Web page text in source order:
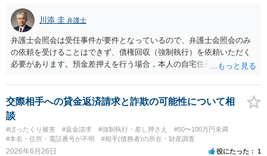
とはあるものの、コストの面や相手方のリアクション次第であるとい
う点でリスクがあることをご留意いただく必要があるでしょう。
川添 圭 弁護士
弁護士会照会は受任事件が要件となっているので、弁護士会照会のみ
の依頼を受けることはできず、債権回収（強制執行）を依頼いただく
必要があります。預金差押えを行う場合，本人の自宅住所（住民登録
あれば、まず電話会社や金融機関等へ本人確認資料記載の住所を照会
し、そこから最新の住民票を確認していくのが常套手段であり、その
上で、さらに主要金融機関の口座情報や残高を弁護士会照会で調べる
ことも多いです（なお、判決記載の住所に通常送達ができているので
あれば、最終的には、強制執行の場合の債務者への送達は、公示送達
まで行わなくても付郵便送達等でクリアできることがほとんどで
交際相手への貸金返済請求と詐欺の可能性について相
談
#ぼったくり被害 #返金請求 #強制執行・差し押さえ
#50〜100万円未満
#本名・住所・電話番号が不明
#相手(債務者)の所在・財産調査
2026年6月26日 役にたった 1